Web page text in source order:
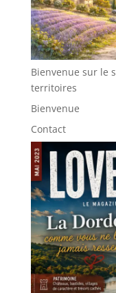
Bienvenue sur le
territoires
Bienvenue
Contact